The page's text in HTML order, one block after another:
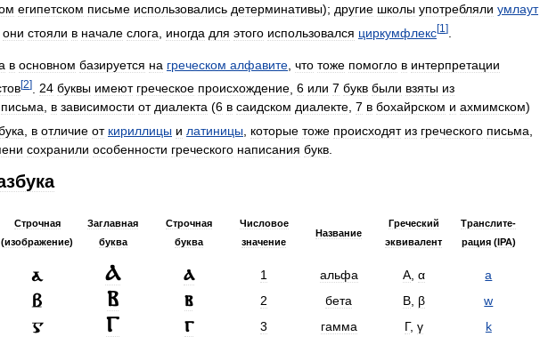
египетском письме использовались детерминативы); другие школы употребляли умлаут
они стояли в начале слога иногда для этого использовался циркумфлекс[1 ]
в основном базируется на греческом алфавите что тоже помогло в интерпретации
[2] 24 буквы имеют греческое происхождение 6 или 7 букв были взяты из
письма, в зависимости от диалекта (6 в саидском диалекте, 7 в бохайрском и ахмимском)
в отличие от кириллицы и латиницы которые тоже происходят из греческого письма
сохранили особенности греческого написания букв
Строчная
(изобра­жение)
Заглавная
буква
Строчная
буква
Числовое
значение
Название
Греческий
эквивалент
Транс­лите­
рация(IPA)
Ⲁ ⲁ 1 альфа Α, α a
Ⲃ ⲃ 2 бета Β, β w
Ⲅ ⲅ 3 гамма Γ, γ k